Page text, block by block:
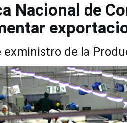
Nacional de
exministro de la